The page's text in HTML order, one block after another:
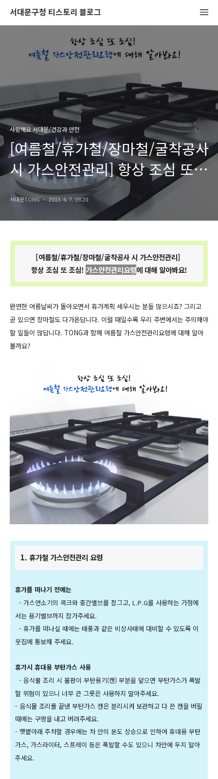
서대문구청 티스토리 블로그
사랑해요 서대문/건강과 안전
[여름철/휴가철/장마철/굴착공사
시 가스안전관리] 항상 조심 또
조심! 가스안전관리요령에 대해
서대문TONG 2013. 6. 7. 09:20
[여름철/휴가철/장마철/굴착공사 시 가스안전관리]
항상 조심 또 조심! 가스안전관리요령에 대해 알아봐요!
완연한 여름날씨가 돌아오면서 휴가계획 세우시는 분들 많으시죠? 그리고
곧 있으면 장마철도 다가온답니다. 이럴 때일수록 우리 주변에서는 주의해야
할 일들이 많답니다. TONG과 함께 여름철 가스안전관리요령에 대해 알아
볼까요?
1. 휴가철 가스안전관리 요령
휴가를 떠나기 전에는
- 가스연소기의 콕크와 중간밸브를 잠그고, L.P.G를 사용하는 가정에
서는 용기밸브까지 잠가주세요.
- 휴가를 떠나실 때에는 태풍과 같은 비상사태에 대비할 수 있도록 이
웃집에 통보해 주세요.
휴가시 휴대용 부탄가스 사용
- 음식물 조리 시 불판이 부탄용기(캔) 부분을 덮으면 부탄가스가 폭발
할 위험이 있으니 너무 큰 그릇은 사용하지 말아주세요.
- 음식물 조리를 끝낸 부탄가스 캔은 분리시켜 보관하고 다 쓴 캔을 버릴
때에는 구멍을 내고 버려주세요.
- 햇볕아래 주차할 경우에는 차 안의 온도 상승으로 인하여 휴대용 부탄
가스, 가스라이터, 스프레이 등은 폭발할 수도 있으니 차안에 두지 말아
주세요.